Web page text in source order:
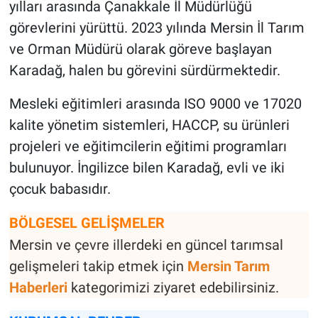
yılları arasında Çanakkale İl Müdürlüğü
görevlerini yürüttü. 2023 yılında Mersin İl Tarım
ve Orman Müdürü olarak göreve başlayan
Karadağ, halen bu görevini sürdürmektedir.
Mesleki eğitimleri arasında ISO 9000 ve 17020
kalite yönetim sistemleri, HACCP, su ürünleri
projeleri ve eğitimcilerin eğitimi programları
bulunuyor. İngilizce bilen Karadağ, evli ve iki
çocuk babasıdır.
BÖLGESEL GELİŞMELER
Mersin ve çevre illerdeki en güncel tarımsal
gelişmeleri takip etmek için Mersin Tarım
Haberleri kategorimizi ziyaret edebilirsiniz.